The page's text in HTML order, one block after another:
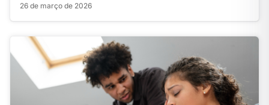
26 de março de 2026